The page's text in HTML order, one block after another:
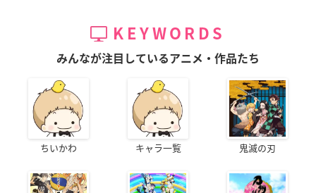
KEYWORDS
みんなが注目しているアニメ・作品たち
ちいかわ キャラ一覧 鬼滅の刃